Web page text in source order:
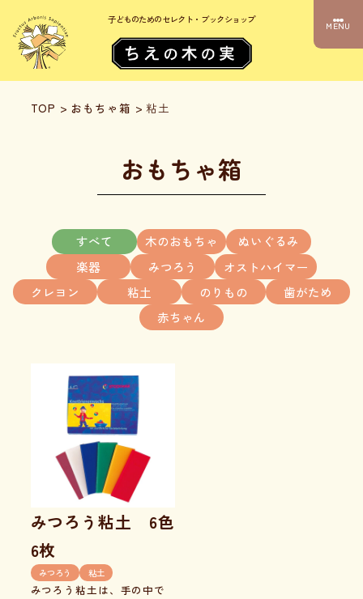
子どものためのセレクト・ブックショップ
MENU
TOP > おもちゃ箱 > 粘土
おもちゃ箱
すべて 木のおもちゃ
ぬいぐるみ
楽器
みつろう
オストハイマー
クレヨン
粘土 のりもの
歯がため
赤ちゃん
みつろう粘土 6色
6枚
みつろう 粘土
みつろう粘土は、手の中で